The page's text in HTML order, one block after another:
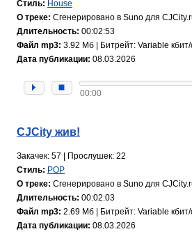
Стиль: House
О треке: Сгенерировано в Suno для
Длительность: 00:02:53
Файл mp3: 3.92 Мб | Битрейт: Variable кбит/
Дата публикации: 08.03.2026
00:00
CJCity жив!
Закачек: 57 | Прослушек: 22
Стиль: POP
О треке: Сгенерировано в Suno для
Длительность: 00:02:03
Файл mp3: 2.69 Мб | Битрейт: Variable кбит/
Дата публикации: 08.03.2026